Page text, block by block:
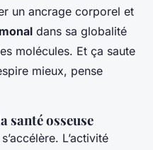
un ancrage corporel et
dans sa globalité
molécules. Et ça saute
mieux, pense
santé osseuse
L’activité